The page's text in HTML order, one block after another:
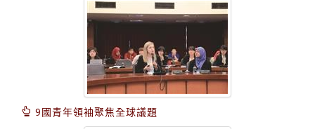
9國青年領袖聚焦全球議題